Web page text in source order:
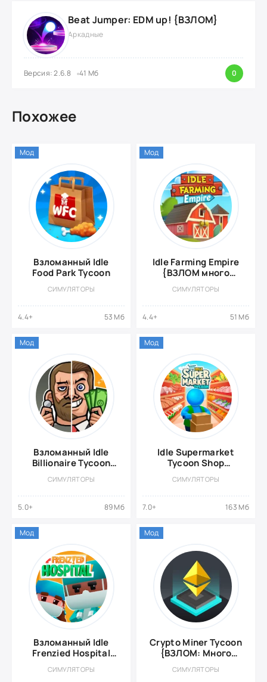
Beat Jumper: EDM up! {ВЗЛОМ}
Аркадные
Версия: 2.6.8 41 Мб 0
Похожее
Взломанный Idle
Food Park Tycoon
СИМУЛЯТОРЫ
4.4+ 53 Мб
Мод
Idle Farming Empire
{ВЗЛОМ много
СИМУЛЯТОРЫ
4.4+ 51 Мб
Мод
Взломанный Idle
Billionaire Tycoon
денег}
СИМУЛЯТОРЫ
5.0+ 89 Мб
Мод
Idle Supermarket
Tycoon Shop
денег}
СИМУЛЯТОРЫ
7.0+ 163 Мб
Мод
Взломанный Idle
Frenzied Hospital
симулятор
СИМУЛЯТОРЫ
Мод
Crypto Miner Tycoon
{ВЗЛОМ: Много
СИМУЛЯТОРЫ
Мод